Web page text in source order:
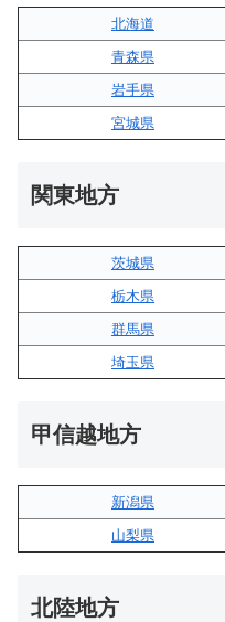
北海道
青森県
岩手県
宮城県
関東地方
茨城県
栃木県
群馬県
埼玉県
甲信越地方
新潟県
山梨県
北陸地方